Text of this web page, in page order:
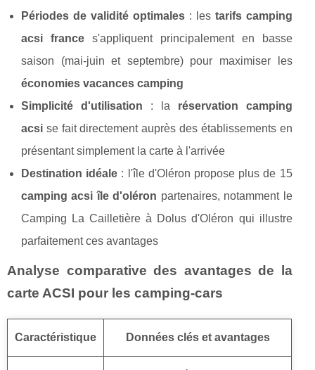
Périodes de validité optimales: les tarifs camping
acsi frances'appliquent principalement en basse
saison (mai-juin et septembre) pour maximiser les
économies vacances camping
Simplicité d'utilisation : la réservation camping
acsi se fait directement auprès des établissements en
présentant simplement la carte à l'arrivée
Destination idéale : l'île d'Oléron propose plus de 15
camping acsi île d'oléron partenaires, notamment le
Camping La Cailletière à Dolus d'Oléron qui illustre
parfaitement ces avantages
Analyse comparative des avantages de la
carte ACSI pour les camping-cars
Caractéristique Données clés et avantages